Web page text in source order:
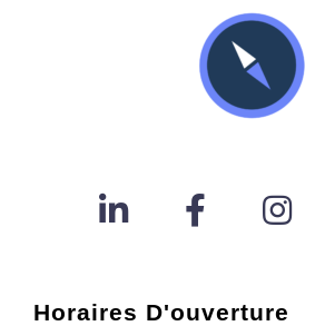
Horaires D'ouverture